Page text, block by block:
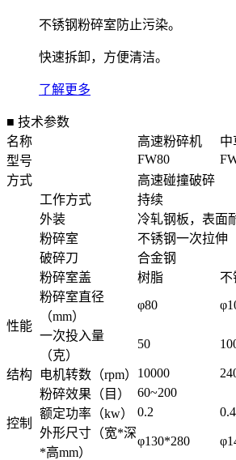
不锈钢粉碎室防止污染。
快速拆卸，方便清洁。
了解更多
■ 技术参数
名称
高速粉碎机
中
型号
FW80
方式
高速碰撞破碎
性能
结构
控制
工作方式
持续
外装
冷轧钢板，表面
粉碎室
不锈钢一次拉伸
破碎刀
合金钢
粉碎室盖
树脂
不
粉碎室直径
（mm）
φ80
一次投入量
（克）
50
电机转数（rpm） 10000
粉碎效果（目）
60~200
额定功率（kw）
0.2
外形尺寸（宽*深
*高mm）
φ130*280